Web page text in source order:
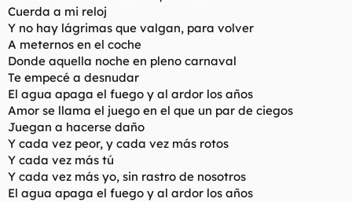
Cuerda a mi reloj
Y no hay lágrimas que valgan, para volver
A meternos en el coche
Donde aquella noche en pleno carnaval
Te empecé a desnudar
El agua apaga el fuego y al ardor los años
Amor se llama el juego en el que un par de ciegos
Juegan a hacerse daño
Y cada vez peor, y cada vez más rotos
Y cada vez más tú
Y cada vez más yo, sin rastro de nosotros
El agua apaga el fuego y al ardor los años